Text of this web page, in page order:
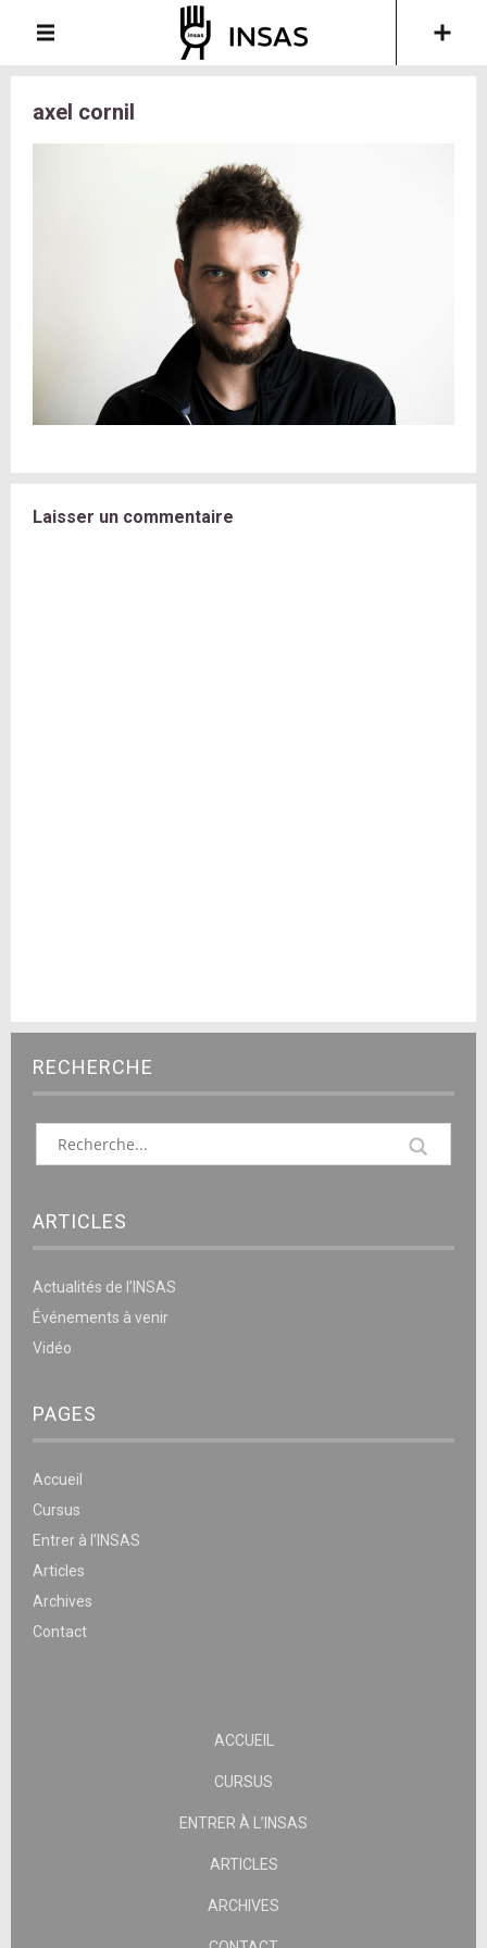
axel cornil
Laisser un commentaire
RECHERCHE
ARTICLES
Actualités de l’INSAS
Événements à venir
Vidéo
PAGES
Accueil
Cursus
Entrer à l’INSAS
Articles
Archives
Contact
ACCUEIL
CURSUS
ENTRER À L’INSAS
ARTICLES
ARCHIVES